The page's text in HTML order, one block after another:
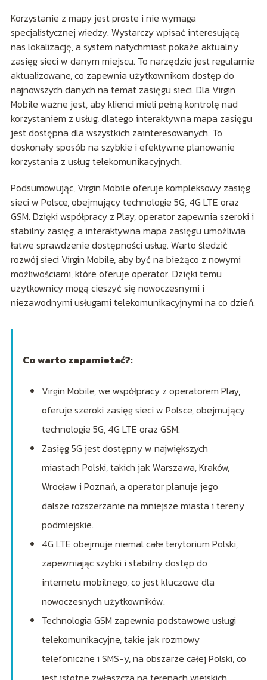
Korzystanie z mapy jest proste i nie wymaga
specjalistycznej wiedzy. Wystarczy wpisać interesującą
nas lokalizację, a system natychmiast pokaże aktualny
zasięg sieci w danym miejscu. To narzędzie jest regularnie
aktualizowane, co zapewnia użytkownikom dostęp do
najnowszych danych na temat zasięgu sieci. Dla Virgin
Mobile ważne jest, aby klienci mieli pełną kontrolę nad
korzystaniem z usług, dlatego interaktywna mapa zasięgu
jest dostępna dla wszystkich zainteresowanych. To
doskonały sposób na szybkie i efektywne planowanie
korzystania z usług telekomunikacyjnych.
Podsumowując, Virgin Mobile oferuje kompleksowy zasięg
sieci w Polsce, obejmujący technologie 5G, 4G LTE oraz
GSM. Dzięki współpracy z Play, operator zapewnia szeroki i
stabilny zasięg, a interaktywna mapa zasięgu umożliwia
łatwe sprawdzenie dostępności usług. Warto śledzić
rozwój sieci Virgin Mobile, aby być na bieżąco z nowymi
możliwościami, które oferuje operator. Dzięki temu
użytkownicy mogą cieszyć się nowoczesnymi i
niezawodnymi usługami telekomunikacyjnymi na co dzień.
Co warto zapamietać?:
Virgin Mobile, we współpracy z operatorem Play,
oferuje szeroki zasięg sieci w Polsce, obejmujący
technologie 5G, 4G LTE oraz GSM.
Zasięg 5G jest dostępny w największych
miastach Polski, takich jak Warszawa, Kraków,
Wrocław i Poznań, a operator planuje jego
dalsze rozszerzanie na mniejsze miasta i tereny
podmiejskie.
4G LTE obejmuje niemal całe terytorium Polski,
zapewniając szybki i stabilny dostęp do
internetu mobilnego, co jest kluczowe dla
nowoczesnych użytkowników.
Technologia GSM zapewnia podstawowe usługi
telekomunikacyjne, takie jak rozmowy
telefoniczne i SMS-y, na obszarze całej Polski, co